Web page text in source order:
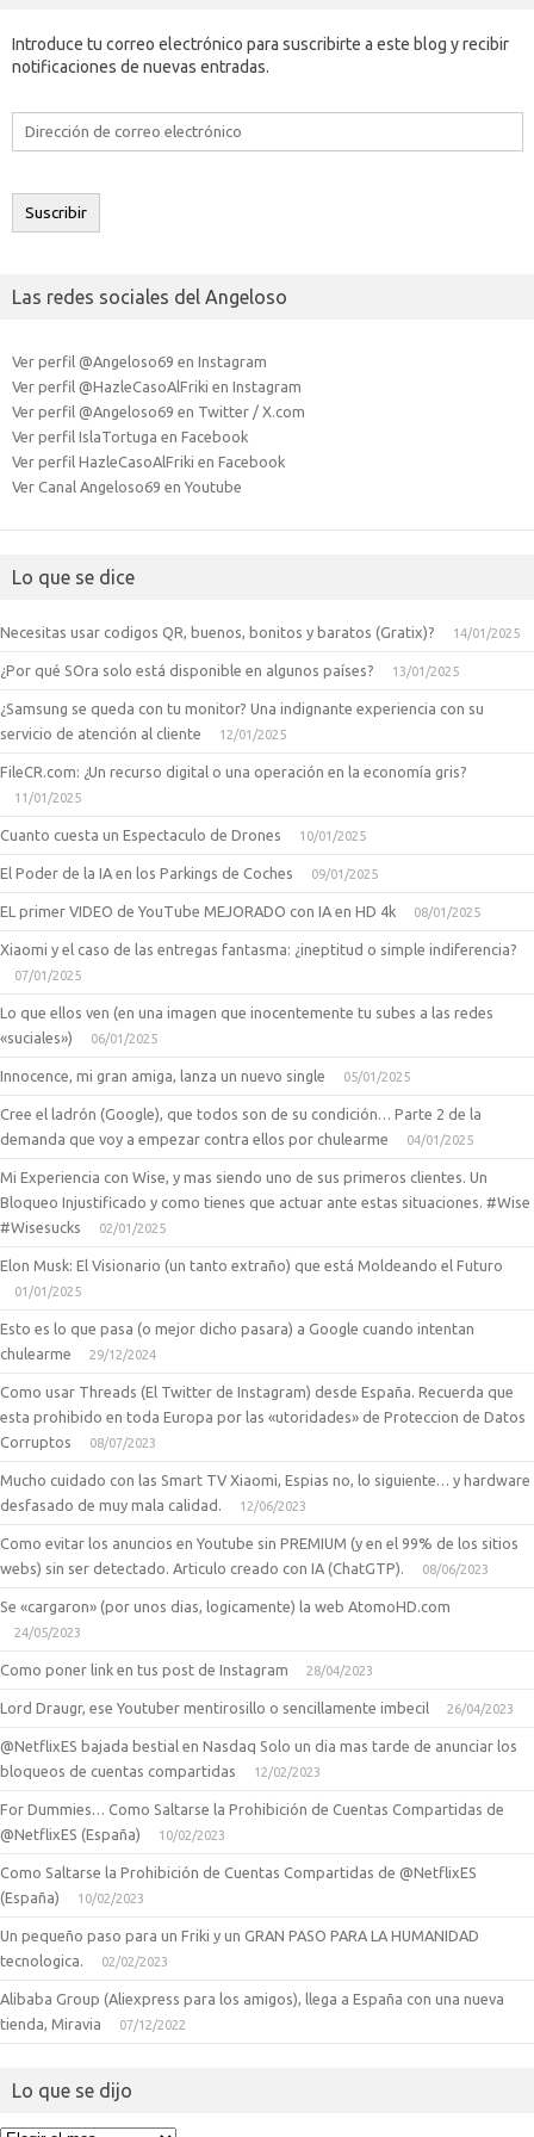
Introduce tu correo electrónico para suscribirte a este blog y recibir
notificaciones de nuevas entradas.
Dirección
electrónico
Suscribir
Las redes sociales del Angeloso
Ver perfil @Angeloso69 en Instagram
Ver perfil @HazleCasoAlFriki en Instagram
Ver perfil @Angeloso69 en Twitter / X.com
Ver perfil IslaTortuga en Facebook
Ver perfil HazleCasoAlFriki en Facebook
Ver Canal Angeloso69 en Youtube
Lo que se dice
Necesitas usar codigos QR, buenos, bonitos y baratos (Gratix)? 14/01/2025
¿Por qué SOra solo está disponible en algunos países? 13/01/2025
¿Samsung se queda con tu monitor? Una indignante experiencia con su
servicio de atención al cliente
12/01/2025
FileCR.com: ¿Un recurso digital o una operación en la economía gris?
11/01/2025
Cuanto cuesta un Espectaculo de Drones 10/01/2025
El Poder de la IA en los Parkings de Coches 09/01/2025
EL primer VIDEO de YouTube MEJORADO con IA en HD 4k 08/01/2025
Xiaomi y el caso de las entregas fantasma: ¿ineptitud o simple indiferencia?
07/01/2025
Lo que ellos ven (en una imagen que inocentemente tu subes a las redes
«suciales»)
06/01/2025
Innocence, mi gran amiga, lanza un nuevo single 05/01/2025
Cree el ladrón (Google), que todos son de su condición… Parte 2 de la
demanda que voy a empezar contra ellos por chulearme
04/01/2025
Mi Experiencia con Wise, y mas siendo uno de sus primeros clientes. Un
Bloqueo Injustificado y como tienes que actuar ante estas situaciones. #Wise
#Wisesucks
02/01/2025
Elon Musk: El Visionario (un tanto extraño) que está Moldeando el Futuro
01/01/2025
Esto es lo que pasa (o mejor dicho pasara) a Google cuando intentan
chulearme
29/12/2024
Como usar Threads (El Twitter de Instagram) desde España. Recuerda que
esta prohibido en toda Europa por las «utoridades» de Proteccion de Datos
Corruptos
08/07/2023
Mucho cuidado con las Smart TV Xiaomi, Espias no, lo siguiente… y hardware
desfasado de muy mala calidad.
12/06/2023
Como evitar los anuncios en Youtube sin PREMIUM (y en el 99% de los sitios
webs) sin ser detectado. Articulo creado con IA (ChatGTP).
08/06/2023
Se «cargaron» (por unos dias, logicamente) la web AtomoHD.com
24/05/2023
Como poner link en tus post de Instagram 28/04/2023
Lord Draugr, ese Youtuber mentirosillo o sencillamente imbecil 26/04/2023
@NetflixES bajada bestial en Nasdaq Solo un dia mas tarde de anunciar los
bloqueos de cuentas compartidas
12/02/2023
For Dummies… Como Saltarse la Prohibición de Cuentas Compartidas de
@NetflixES (España)
10/02/2023
Como Saltarse la Prohibición de Cuentas Compartidas de @NetflixES
(España)
10/02/2023
Un pequeño paso para un Friki y un GRAN PASO PARA LA HUMANIDAD
tecnologica.
02/02/2023
Alibaba Group (Aliexpress para los amigos), llega a España con una nueva
tienda, Miravia
07/12/2022
Lo que se dijo